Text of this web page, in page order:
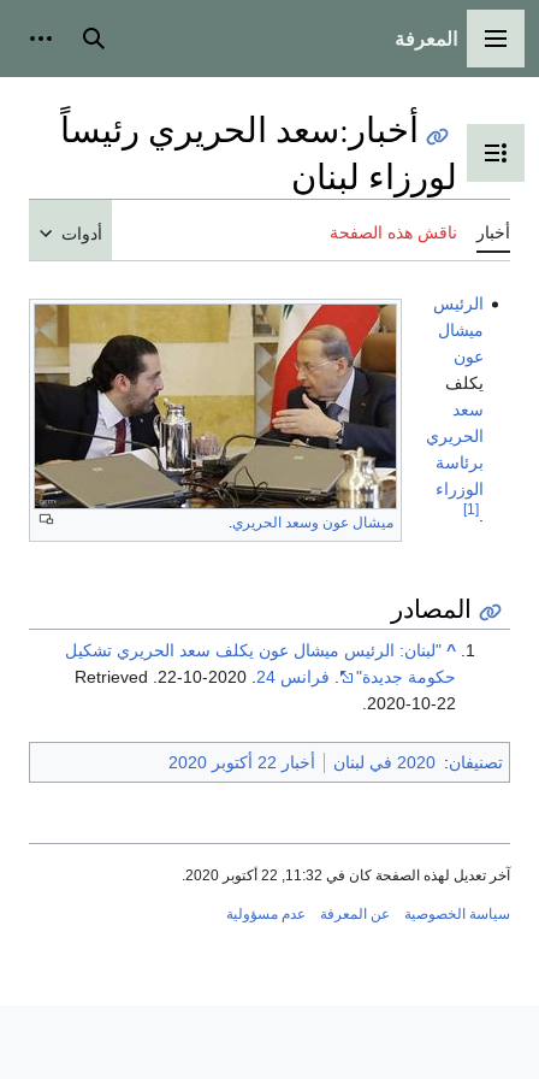
القائمة الرئيسية
المعرفة بحث
تبديل عرض جدول المحتويات
أخبار :سعد الحريري رئيساً
لورزاء لبنان
أخبار ناقش هذه الصفحة أدوات
ميشال عون وسعد الحريري.
الرئيس
ميشال
عون
يكلف
سعد
الحريري
برئاسة
الوزراء
.
[1]
المصادر
^ "لبنان: الرئيس ميشال عون يكلف سعد الحريري تشكيل
حكومة جديدة"
فرانس 24
2020-10-22
تصنيفان: 2020 في لبنان أخبار 22 أكتوبر 2020
آخر تعديل لهذه الصفحة كان في 11:32, 22 أكتوبر 2020.
سياسة الخصوصية عن المعرفة عدم مسؤولية